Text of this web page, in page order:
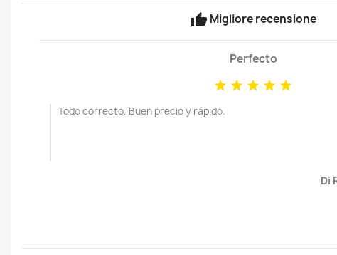
thumb_up Migliore recensione
Perfecto
    
Todo correcto. Buen precio y rápido.
Di